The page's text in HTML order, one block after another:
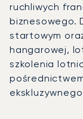
ruchliwych
biznesowego.
startowym
hangarowej,
szkolenia